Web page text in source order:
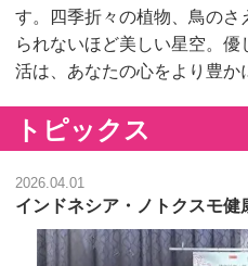
す。四季折々の植物、鳥のさ
られないほど美しい星空。
活は、あなたの心をより豊か
トピックス
2026.04.01
インドネシア・ノトクスモ